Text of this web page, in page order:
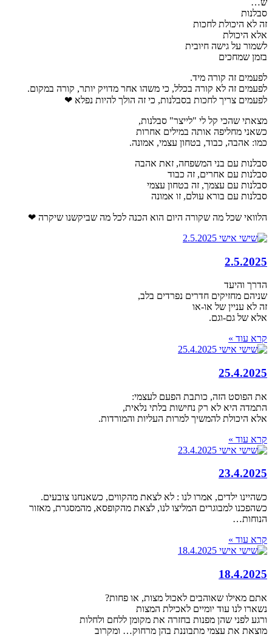
סבלנות
זה לא היכולת לחכות
אלא היכולת
לשמור על גישה חיובית
בזמן שמחכים
לפעמים זה קורה מיד.
לפעמים זה לא קורה בכלל, כי משהו אחר מדויק יותר, קורה במקום.
לפעמים צריך לחכות בסבלנות, כי זה הולך להיות נפלא ❤
מצאתי שהכי קל לי "לייצר" סבלנות,
כשאני מחליפה אותה במילים אחרות
כמו: אהבה, כבוד, בטחון עצמי, אמונה.
סבלנות עם בני המשפחה, זאת אהבה
סבלנות עם אחרים, זה כבוד
סבלנות עם עצמך, זה בטחון עצמי
סבלנות עם בורא עולם, זו אמונה
הלוואי שכל מה שקורה היום הוא הכנה לכל מה שביקשנו שיקרה ❤
2.5.2025
הדרך והיעד
שניהם מחזיקים חדרים נפרדים בלב,
זה לא עניין של או-או
אלא של גם-וגם.
קרא עוד »
25.4.2025
את הפוסט הזה, כותבת הפעם לעצמי:
התמדה היא לא רק נחישות בלתי נלאית,
אלא היכולת להמשיך למרות העליות והמורדות.
קרא עוד »
23.4.2025
כשהיינו ילדים, אמרו לנו : לא לצאת מהקווים, כשאנחנו צובעים.
כשהפכנו למבוגרים המליצו לנו, לצאת מהקופסא, מהמסגרת, מאזור
הנוחות…
קרא עוד »
18.4.2025
אתם מאילו שאוהבים לאכול מצות, או פחות?
נשארו לנו עוד יומיים לאכילת המצות
ורגע לפני שהן מפנות בחזרה את מקומן ללחם ולחלות
מוצאת את עצמי מתבוננת בהן מרחוק… ומקרוב